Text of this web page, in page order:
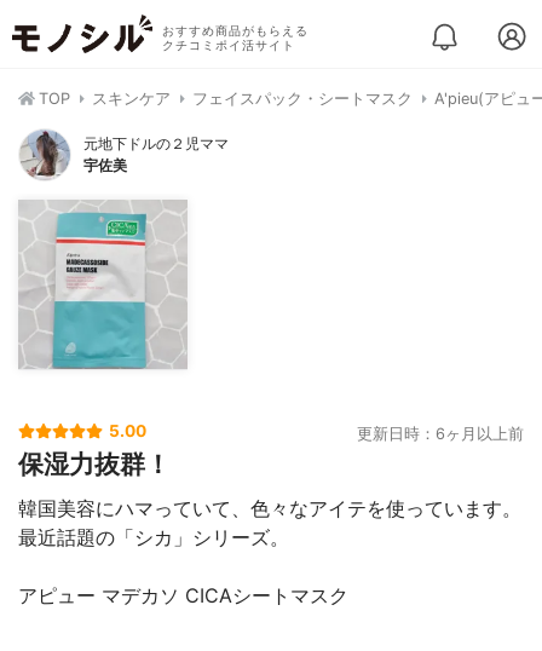
おすすめ商品がもらえる
クチコミポイ活サイト
TOP スキンケア フェイスパック・シートマスク A'pieu(アピュ
元地下ドルの２児ママ
宇佐美
5.00 更新日時：6ヶ月以上前
保湿力抜群！
韓国美容にハマっていて、色々なアイテを使っています。
最近話題の「シカ」シリーズ。
アピュー マデカソ CICAシートマスク